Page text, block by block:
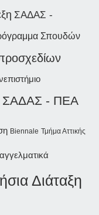
ΣΑΔΑΣ -
Σπουδών
ΣΑΔΑΣ - ΠΕΑ
Biennale Τμήμα Αττικής
Διάταξη